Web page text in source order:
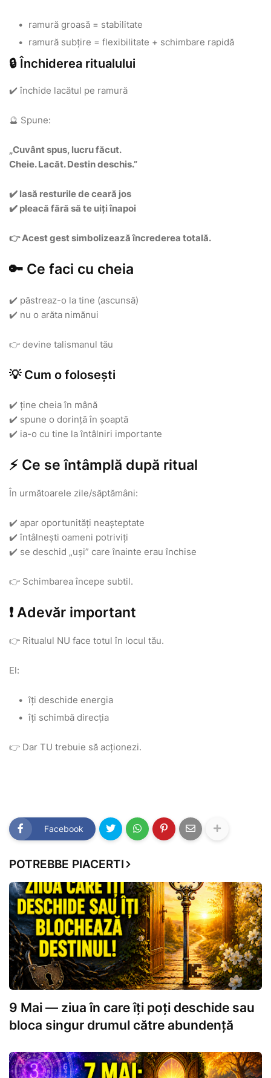
ramură groasă = stabilitate
ramură subțire = flexibilitate + schimbare rapidă
🔒 Închiderea ritualului
✔️ închide lacătul pe ramură
🔮 Spune:
„Cuvânt spus, lucru făcut.
Cheie. Lacăt. Destin deschis.”
✔️ lasă resturile de ceară jos
✔️ pleacă fără să te uiți înapoi
👉 Acest gest simbolizează încrederea totală.
🔑 Ce faci cu cheia
✔️ păstreaz-o la tine (ascunsă)
✔️ nu o arăta nimănui
👉 devine talismanul tău
💡 Cum o folosești
✔️ ține cheia în mână
✔️ spune o dorință în șoaptă
✔️ ia-o cu tine la întâlniri importante
⚡ Ce se întâmplă după ritual
În următoarele zile/săptămâni:
✔️ apar oportunități neașteptate
✔️ întâlnești oameni potriviți
✔️ se deschid „uși” care înainte erau închise
👉 Schimbarea începe subtil.
❗ Adevăr important
👉 Ritualul NU face totul în locul tău.
El:
îți deschide energia
îți schimbă direcția
👉 Dar TU trebuie să acționezi.
Facebook
POTREBBE PIACERTI
9 Mai — ziua în care îți poți deschide sau
bloca singur drumul către abundență